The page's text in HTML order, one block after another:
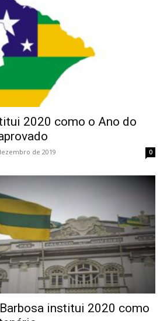
2020 como o Ano do
de 2019 0
institui 2020 como